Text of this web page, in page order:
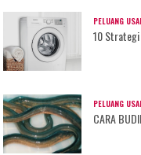
PELUANG
10
PELUANG
CARA